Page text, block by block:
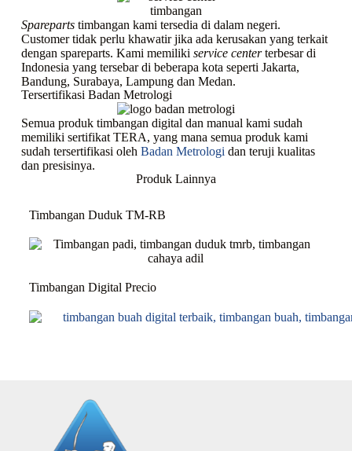
Sparepartstimbangan kami tersedia di dalam negeri.
Customer tidak perlu khawatir jika ada kerusakan yang terkait
dengan spareparts. Kami memiliki service centerterbesar di
Indonesia yang tersebar di beberapa kota seperti Jakarta,
Bandung, Surabaya, Lampung dan Medan.
Tersertifikasi Badan Metrologi
Semua produk timbangan digital dan manual kami sudah
memiliki sertifikat TERA, yang mana semua produk kami
sudah tersertifikasi oleh Badan Metrologi dan teruji kualitas
dan presisinya.
Produk Lainnya
Timbangan Duduk TM-RB
Timbangan Digital Precio